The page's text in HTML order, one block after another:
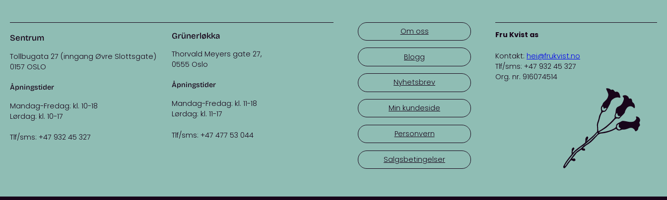
Sentrum
Tollbugata 27 (inngang Øvre Slottsgate)
0157 OSLO
Åpningstider
Mandag-Fredag: kl. 10-18
Lørdag: kl. 10-17
Tlf/sms: +47 932 45 327
Grünerløkka
Thorvald Meyers gate 27,
0555 Oslo
Åpningstider
Mandag-Fredag: kl. 11-18
Lørdag: kl. 11-17
Tlf/sms: +47 477 53 044
Om oss
Blogg
Nyhetsbrev
Min kundeside
Personvern
Salgsbetingelser
Fru Kvist as
Kontakt: hei@frukvist.no
Tlf/sms: +47 932 45 327
Org. nr. 916074514